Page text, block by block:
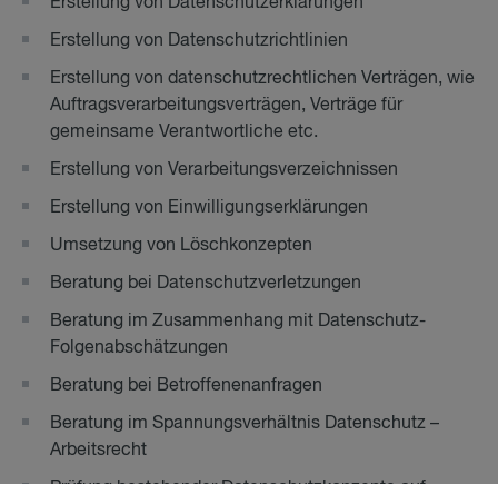
Erstellung von Datenschutzrichtlinien
Erstellung von datenschutzrechtlichen Verträgen, wie
Auftragsverarbeitungsverträgen, Verträge für
gemeinsame Verantwortliche etc.
Erstellung von Verarbeitungsverzeichnissen
Erstellung von Einwilligungserklärungen
Umsetzung von Löschkonzepten
Beratung bei Datenschutzverletzungen
Beratung im Zusammenhang mit Datenschutz-
Folgenabschätzungen
Beratung bei Betroffenenanfragen
Beratung im Spannungsverhältnis Datenschutz –
Arbeitsrecht